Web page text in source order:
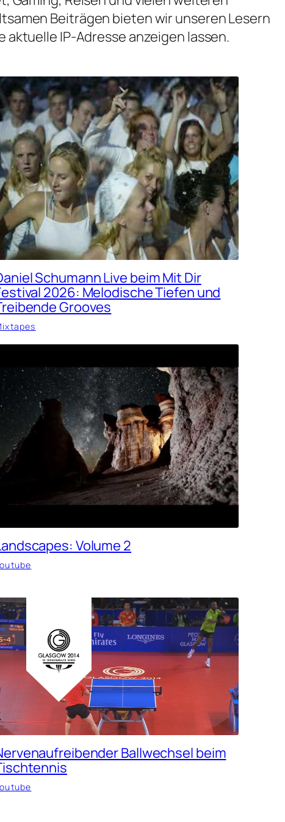
Beiträgen bieten wir unseren Lesern
IP-Adresse anzeigen lassen.
Schumann Live beim Mit Dir
2026: Melodische Tiefen und
Grooves
Volume 2
Ballwechsel beim